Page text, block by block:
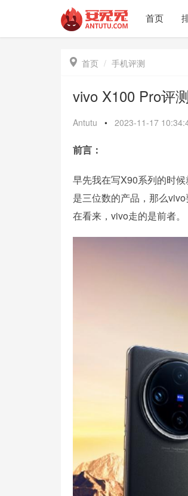
首页
 首页 手机评测
vivo X100 Pro评
Antutu • 2023-11-17
前言：
早先我在写X90系列的时
是三位数的产品，那么
在看来，vivo走的是前者。